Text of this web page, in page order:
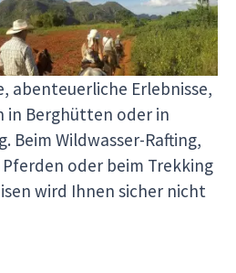
entdecken neue
und paddeln mit dem
Mittelamerikas. Sie
abenteuerliche Erlebnisse,
in Berghütten oder in
Beim Wildwasser-Rafting,
oder beim Trekking
wird Ihnen sicher nicht